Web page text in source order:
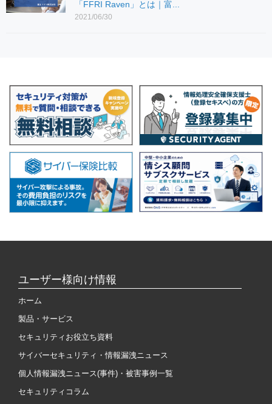
「FFRI Raven」とは｜富...
2021/06/30
ユーザー様向け情報
ホーム
製品・サービス
セキュリティお役立ち資料
サイバーセキュリティ・情報漏洩ニュース
個人情報漏洩ニュース(事件)・被害事例一覧
セキュリティコラム